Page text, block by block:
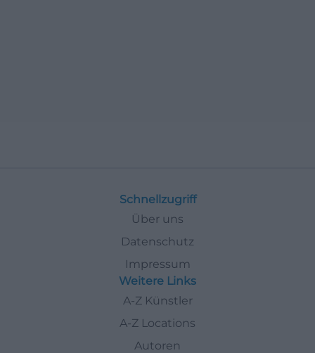
Schnellzugriff
Über uns
Datenschutz
Impressum
Weitere Links
A-Z Künstler
A-Z Locations
Autoren